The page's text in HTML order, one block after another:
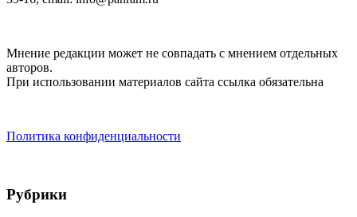
Мнение редакции может не совпадать с мнением отдельных
авторов.
При использовании материалов сайта ссылка обязательна
Политика конфиденциальности
Рубрики